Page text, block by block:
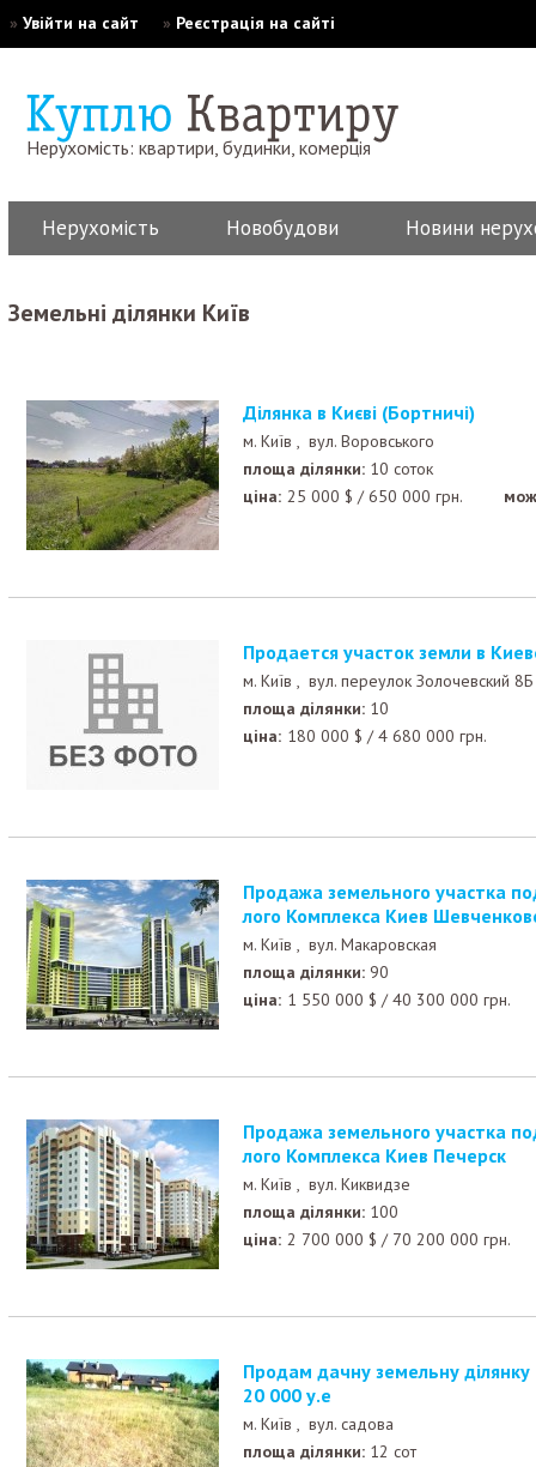
» Увійти на сайт » Реєстрація на сайті
Нерухомість: квартири, будинки, комерція
Нерухомість Новобудови Новини
Земельні ділянки Київ
Ділянка в Києві (Бортничі)
м. Київ , вул. Воровського
площа ділянки: 10 соток
ціна: 25 000 $ /650 000 грн.
продается участок земли в
м. Київ , вул. переулок Золочевский 8Б
площа ділянки: 10
ціна: 180 000 $ /4 680 000 грн.
Продажа земельного участка под строительство Жи
лого Комплекса Киев
м. Київ , вул. Макаровская
площа ділянки: 90
ціна: 1 550 000 $ /40 300 000 грн.
Продажа земельного участка под строительство Жи
лого Комплекса Киев Печерск
м. Київ , вул. Киквидзе
площа ділянки: 100
ціна: 2 700 000 $ / 70 200 000 грн.
Продам дачну земельну ділянку на Осокорках 12 сот,
20 000 у.е
м. Київ , вул. садова
площа ділянки: 12 сот